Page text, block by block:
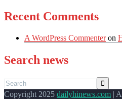
Recent Comments
A WordPress Commenteron
Search news
Copyright 2025 dailyhinews.com |